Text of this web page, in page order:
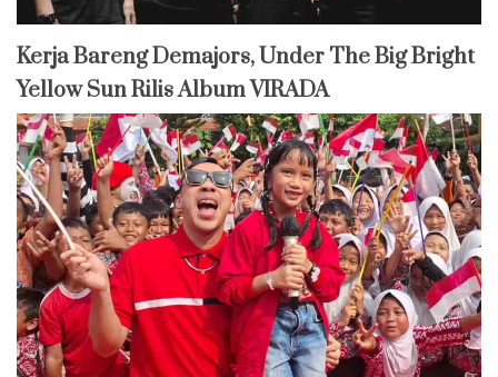
Kerja Bareng Demajors, Under The Big Bright
Yellow Sun Rilis Album VIRADA